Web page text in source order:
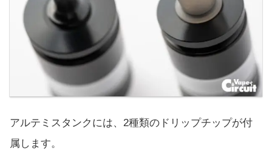
アルテミスタンクには、2種類のドリップチップが付
属します。